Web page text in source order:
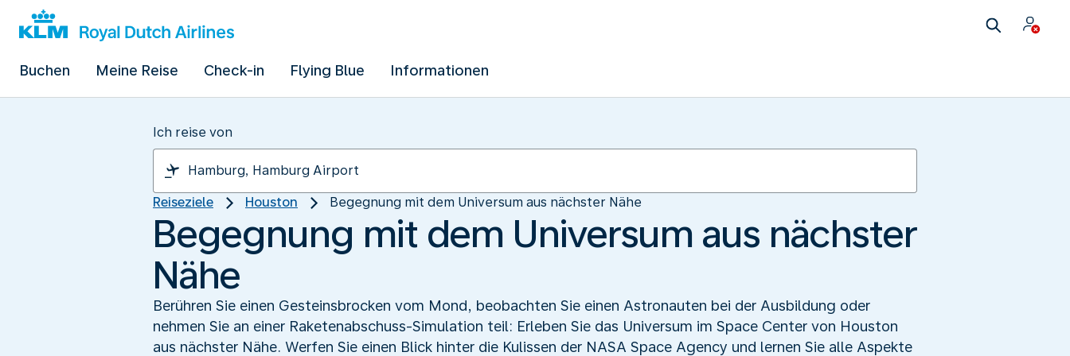
Buchen Meine Reise Check-in Flying Blue Informationen
Ich reise von
Reiseziele Houston Begegnung mit dem Universum aus nächster Nähe
Begegnung mit dem Universum aus nächster
Nähe
Berühren Sie einen Gesteinsbrocken vom Mond, beobachten Sie einen Astronauten bei der Ausbildung oder
nehmen Sie an einer Raketenabschuss-Simulation teil: Erleben Sie das Universum im Space Center von Houston
aus nächster Nähe. Werfen Sie einen Blick hinter die Kulissen der NASA Space Agency und lernen Sie alle Aspekte